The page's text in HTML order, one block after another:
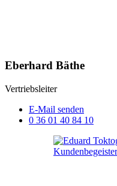
Eberhard Bäthe
Vertriebsleiter
E-Mail senden
0 36 01 40 84 10